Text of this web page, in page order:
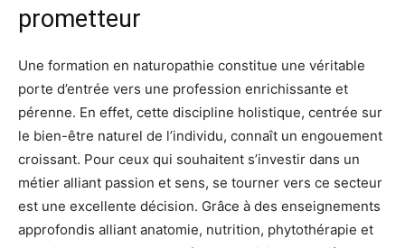
prometteur
Une formation en naturopathie constitue une véritable
porte d’entrée vers une profession enrichissante et
pérenne. En effet, cette discipline holistique, centrée sur
le bien-être naturel de l’individu, connaît un engouement
croissant. Pour ceux qui souhaitent s’investir dans un
métier alliant passion et sens, se tourner vers ce secteur
est une excellente décision. Grâce à des enseignements
approfondis alliant anatomie, nutrition, phytothérapie et